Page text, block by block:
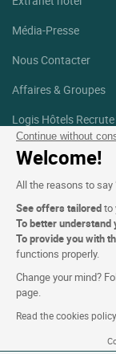
Continue without
Welcome!
All the reasons to say ‘
See offers tailoredto
To better understand
To provide you with
functions properly.
Change your mind?
page.
Read the cookies policy
Média-Presse
Nous Contacter
Affaires & Groupes
Logis Hôtels Recrute
Suivez-nous
Facebook
Linkedin